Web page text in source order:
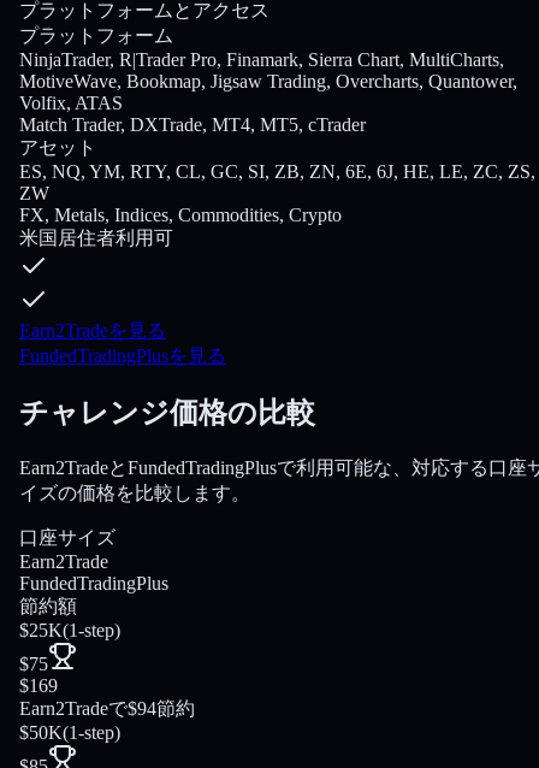
プラットフォームとアクセス
プラットフォーム
NinjaTrader, R|Trader Pro, Finamark, Sierra Chart, MultiCharts,
MotiveWave, Bookmap, Jigsaw Trading, Overcharts, Quantower,
Volfix, ATAS
Match Trader, DXTrade, MT4, MT5, cTrader
アセット
ES, NQ, YM, RTY, CL, GC, SI, ZB, ZN, 6E, 6J, HE, LE, ZC, ZS,
ZW
FX, Metals, Indices, Commodities, Crypto
米国居住者利用可
Earn2Tradeを見る
FundedTradingPlusを見る
チャレンジ価格の比較
Earn2TradeとFundedTradingPlusで利用可能な、対応する口座
イズの価格を比較します。
口座サイズ
Earn2Trade
FundedTradingPlus
節約額
$25K(1-step)
$75
$169
Earn2Tradeで$94節約
$50K(1-step)